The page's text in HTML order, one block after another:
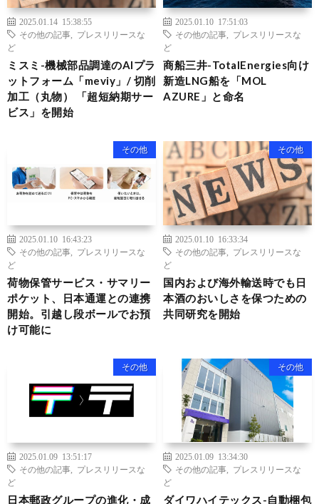
2025.01.14 15:38:55
その他の記事
プレスリリースな
ど
ミスミ-機械部品調達のAIプラ
ットフォーム「meviy」/ 切削
加工（丸物） 「超短納期サー
ビス」を開始
2025.01.10 17:51:03
その他の記事
プレスリリースな
ど
商船三井-TotalEnergies向け
新造LNG船を「MOL
AZURE」と命名
その他
2025.01.10 16:43:23
その他の記事
プレスリリースな
ど
荷物保管サービス・サマリー
ポケット、日本通運との連携
開始。引越し段ボールでお預
け可能に
その他
2025.01.10 16:33:34
その他の記事
プレスリリースな
ど
国内および海外輸送時でも日
本酒のおいしさを保つための
共同研究を開始
その他
2025.01.09 13:51:17
その他の記事
プレスリリースな
ど
日本郵政グループの進化・成
その他
2025.01.09 13:34:30
その他の記事
プレスリリースな
ど
ダイワハイテックス-自動梱包